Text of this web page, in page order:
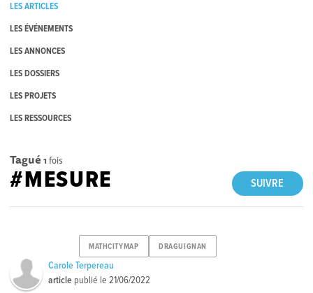
LES ARTICLES
LES ÉVÉNEMENTS
LES ANNONCES
LES DOSSIERS
LES PROJETS
LES RESSOURCES
Tagué 1 fois
SUIVRE
#MESURE
MATHCITYMAP DRAGUIGNAN
Carole Terpereau
article publié le21/06/2022